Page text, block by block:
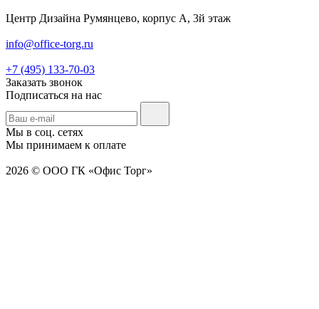
Центр Дизайна Румянцево, корпус А, 3й этаж
info@office-torg.ru
+7 (495) 133-70-03
Заказать звонок
Подписаться на нас
Мы в соц. сетях
Мы принимаем к оплате
2026 © ООО ГК «Офис Торг»